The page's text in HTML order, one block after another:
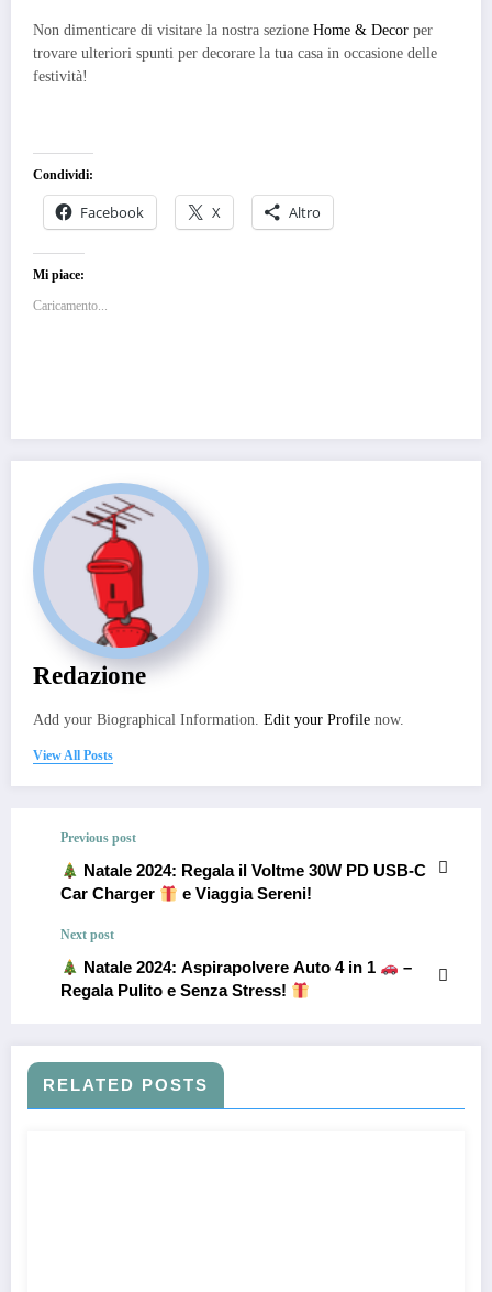
Non dimenticare di visitare la nostra sezione Home & Decor per
trovare ulteriori spunti per decorare la tua casa in occasione delle
festività!
Condividi:
Facebook X Altro
Mi piace:
Caricamento...
Redazione
Add your Biographical Information. Edit your Profile now.
View All Posts
Previous post
Natale 2024: Regala il Voltme 30W PD USB-C
Car Charger
e Viaggia Sereni!
Next post
Natale 2024: Aspirapolvere Auto 4 in 1
–
Regala Pulito e Senza Stress!
RELATED POSTS